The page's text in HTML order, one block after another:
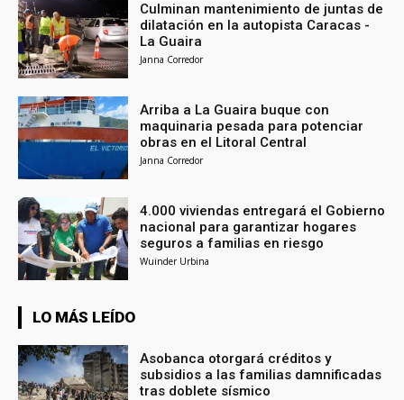
Culminan mantenimiento de juntas de
dilatación en la autopista Caracas -
La Guaira
Janna Corredor
Arriba a La Guaira buque con
maquinaria pesada para potenciar
obras en el Litoral Central
Janna Corredor
4.000 viviendas entregará el Gobierno
nacional para garantizar hogares
seguros a familias en riesgo
Wuinder Urbina
LO MÁS LEÍDO
Asobanca otorgará créditos y
subsidios a las familias damnificadas
tras doblete sísmico